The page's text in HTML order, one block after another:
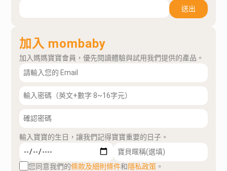
送出
加入 mombaby
加入媽媽寶寶會員，優先閱讀體驗與試用我們提供的產品。
輸入寶寶的生日，讓我們記得寶寶重要的日子。
您同意我們的條款及細則條件和隱私政策 。